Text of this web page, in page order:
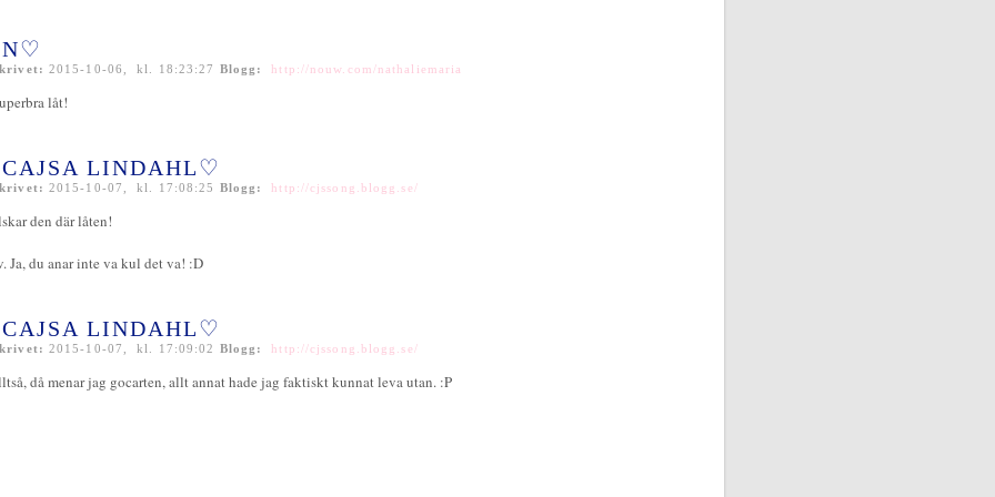
2015-10-06, kl. 18:23:27 Blogg: http://nouw.com/nathaliemaria
låt!
LINDAHL♡
2015-10-07, kl. 17:08:25 Blogg: http://cjssong.blogg.se/
den där låten!
Ja, du anar inte va kul det va! :D
LINDAHL♡
2015-10-07, kl. 17:09:02 Blogg: http://cjssong.blogg.se/
då menar jag gocarten, allt annat hade jag faktiskt kunnat leva utan. :P